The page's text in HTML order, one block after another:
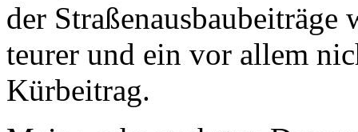
der
teurer und ein vor allem
Kürbeitrag.